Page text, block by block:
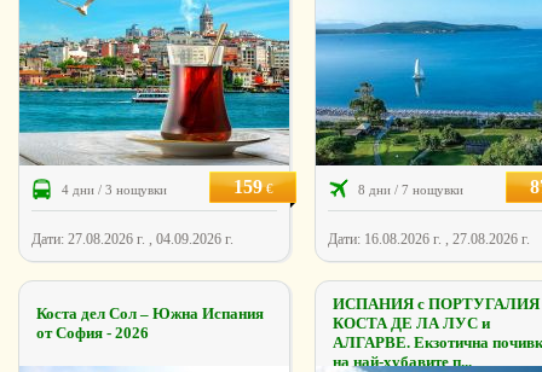
4 дни / 3 нощувки 159€
Дати: 27.08.2026 г. , 04.09.2026 г.
8 дни / 7 нощувки
Дати: 16.08.2026 г. , 27.08.2026 г.
Коста дел Сол – Южна Испания
от София - 2026
ИСПАНИЯ с ПОРТУГАЛИЯ
КОCТА ДЕ ЛА ЛУС и
АЛГАРВЕ. Екзотична
на най-хубавите п...